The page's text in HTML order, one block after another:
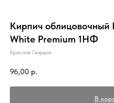
Кирпич облицовочный
White Premium 1НФ
Красная Гвардия
96,00 р.
В